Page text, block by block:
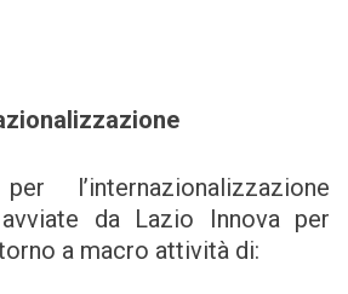
l’internazionalizzazione
da Lazio Innova per
a macro attività di: